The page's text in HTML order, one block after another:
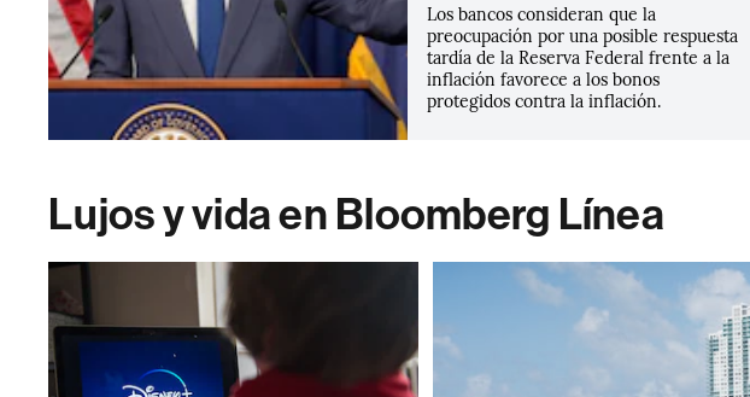
Los bancos consideran que la
preocupación por una posible respuesta
tardía de la Reserva Federal frente a la
inflación favorece a los bonos
protegidos contra la inflación.
Lujos y vida en Bloomberg Línea